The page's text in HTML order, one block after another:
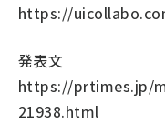
https://
発表文
https://prtimes.jp/
21938.html